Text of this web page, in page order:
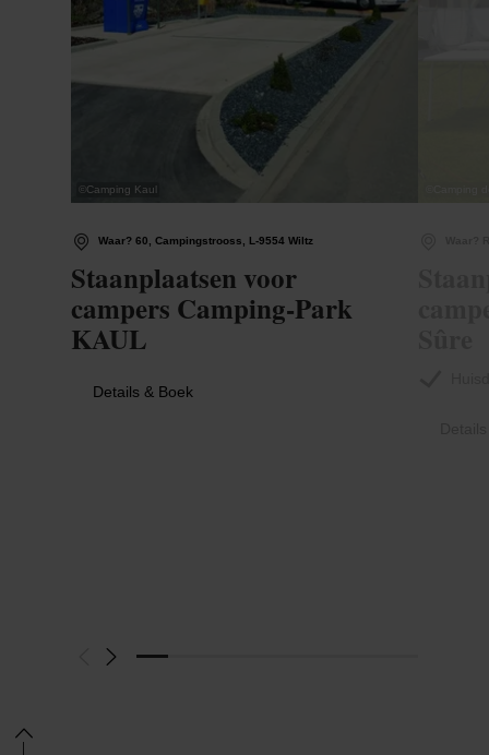
©Camping Kaul
Waar? 60, Campingstrooss, L-9554 Wiltz
Staanplaatsen voor
campers Camping-Park
KAUL
Details & Boek